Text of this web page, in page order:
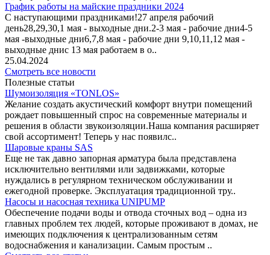
График работы на майские праздники 2024
С наступающими праздниками!27 апреля рабочий
день28,29,30,1 мая - выходные дни.2-3 мая - рабочие дни4-5
мая -выходные дни6,7,8 мая - рабочие дни 9,10,11,12 мая -
выходные днис 13 мая работаем в о..
25.04.2024
Смотреть все новости
Полезные статьи
Шумоизоляция «TONLOS»
Желание создать акустический комфорт внутри помещений
рождает повышенный спрос на современные материалы и
решения в области звукоизоляции.Наша компания расширяет
свой ассортимент! Теперь у нас появилс..
Шаровые краны SAS
Еще не так давно запорная арматура была представлена
исключительно вентилями или задвижками, которые
нуждались в регулярном техническом обслуживании и
ежегодной проверке. Эксплуатация традиционной тру..
Насосы и насосная техника UNIPUMP
Обеспечение подачи воды и отвода сточных вод – одна из
главных проблем тех людей, которые проживают в домах, не
имеющих подключения к централизованным сетям
водоснабжения и канализации. Самым простым ..